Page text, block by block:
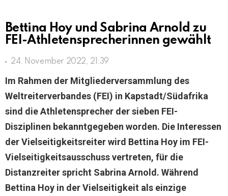
Bettina Hoy und Sabrina Arnold zu
FEI-Athletensprecherinnen gewählt
24. November 2022, 21:39
Im Rahmen der Mitgliederversammlung des
Weltreiterverbandes (FEI) in Kapstadt/Südafrika
sind die Athletensprecher der sieben FEI-
Disziplinen bekanntgegeben worden. Die Interessen
der Vielseitigkeitsreiter wird Bettina Hoy im FEI-
Vielseitigkeitsausschuss vertreten, für die
Distanzreiter spricht Sabrina Arnold. Während
Bettina Hoy in der Vielseitigkeit als einzige